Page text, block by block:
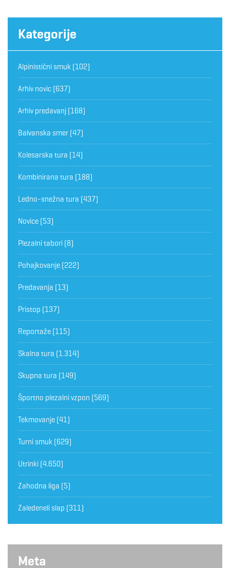
Kategorije
Alpinistični smuk (102)
Arhiv novic (637)
Arhiv predavanj (168)
Balvanska smer (47)
Kolesarska tura (14)
Kombinirana tura (188)
Ledno-snežna tura (437)
Novice (53)
Plezalni tabori (8)
Pohajkovanje (222)
Predavanja (13)
Pristop (137)
Reportaže (115)
Skalna tura (1.314)
Skupna tura (149)
Športno plezalni vzpon (569)
Tekmovanje (41)
Turni smuk (629)
Utrinki (4.650)
Zahodna liga (5)
Zaledeneli slap (311)
Meta